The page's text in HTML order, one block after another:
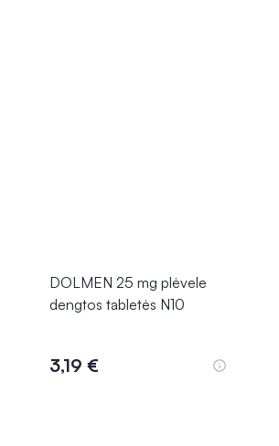
DOLMEN 25 mg plėvele
dengtos tabletės N10
3,19 €